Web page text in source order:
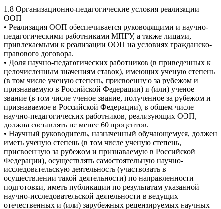
1.8 Организационно-педагогические условия реализации
ООП
• Реализация ООП обеспечивается руководящими и научно-
педагогическими работниками МПГУ, а также лицами,
привлекаемыми к реализации ООП на условиях гражданско-
правового договора.
• Доля научно-педагогических работников (в приведенных к
целочисленным значениям ставок), имеющих ученую степень
(в том числе ученую степень, присвоенную за рубежом и
признаваемую в Российской Федерации) и (или) ученое
звание (в том числе ученое звание, полученное за рубежом и
признаваемое в Российской Федерации), в общем числе
научно-педагогических работников, реализующих ООП,
должна составлять не менее 60 процентов.
• Научный руководитель, назначенный обучающемуся, должен
иметь ученую степень (в том числе ученую степень,
присвоенную за рубежом и признаваемую в Российской
Федерации), осуществлять самостоятельную научно-
исследовательскую деятельность (участвовать в
осуществлении такой деятельности) по направленности
подготовки, иметь публикации по результатам указанной
научно-исследовательской деятельности в ведущих
отечественных и (или) зарубежных рецензируемых научных